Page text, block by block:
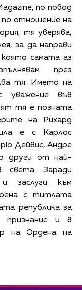
по повод
по отношение на
тя уверява,
за да направи
която самата аз
през
тя. Името на
във
тя е позната
на Рихард
е с Карлос
Дейвис, Андре
други от най-
света. Заради
заслуги към
с титлата
република за
признание и в
на Ордена на